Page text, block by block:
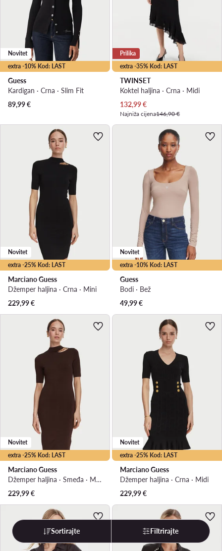
extra -10% Kod: LAST
Novitet
Guess
Kardigan · Crna · Slim Fit
89,99€
extra -35% Kod: LAST
Prilika
TWINSET
Koktel haljina · Crna · Midi
Trenutna cijena
132,99€
Najniža cijena146,90 €
extra -25% Kod: LAST
Novitet
Marciano Guess
Džemper haljina · Crna · Mini
229,99€
extra -10% Kod: LAST
Novitet
Guess
Bodi · Bež
49,99€
extra -25% Kod: LAST
Novitet
Marciano Guess
Džemper haljina · Smeđa · Mini
229,99€
extra -25% Kod: LAST
Novitet
Marciano Guess
Džemper haljina · Crna · Midi
229,99€
Sortirajte Filtrirajte